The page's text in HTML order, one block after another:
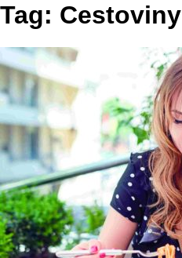
Tag: Cestoviny